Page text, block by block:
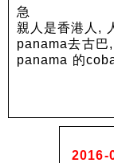
急
親人是香港人,
panama去古巴
panama 的
2016-